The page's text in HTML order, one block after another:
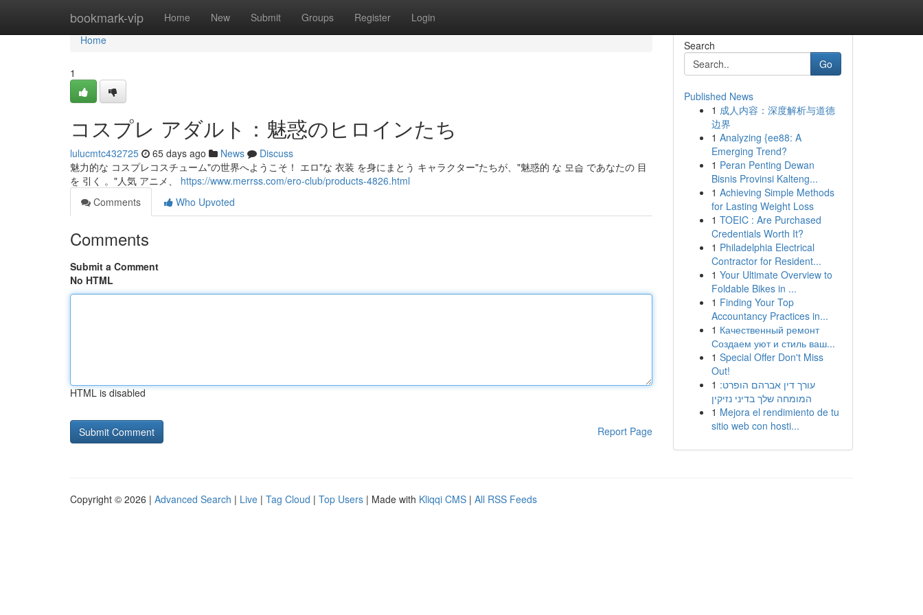
bookmark-vip Home New Submit Groups Register Login
Home
Home
1
コスプレ アダルト：魅惑のヒロインたち
lulucmtc432725 65 days ago News
Discuss
魅力的な コスプレコスチューム"の世界へようこそ！ エロ"な 衣装 を身にまとう キャラクター"たちが、"魅惑的 な 모습 であなたの 目
を 引く 。"人気 アニメ、 https://www.merrss.com/ero-club/products-4826.html
Comments
Who Upvoted
Comments
Submit a Comment
No HTML
HTML is disabled
Report Page
Search
Go
Published News
1 成人内容：深度解析与道德
边界
1 Analyzing {ee88: A
Emerging Trend?
1 Peran Penting Dewan
Bisnis Provinsi Kalteng...
1 Achieving Simple Methods
for Lasting Weight Loss
1 TOEIC : Are Purchased
Credentials Worth It?
1 Philadelphia Electrical
Contractor for Resident...
1 Your Ultimate Overview to
Foldable Bikes in ...
1 Finding Your Top
Accountancy Practices in...
1 Качественный ремонт
Создаем уют и стиль ваш...
1 Special Offer Don't Miss
Out!
1 עורך דין אברהם הופרט:
המומחה שלך בדיני נזיקין
1 Mejora el rendimiento de tu
sitio web con hosti...
Copyright © 2026 | Advanced Search | Live | Tag Cloud | Top Users | Made with Kliqqi CMS | All RSS Feeds